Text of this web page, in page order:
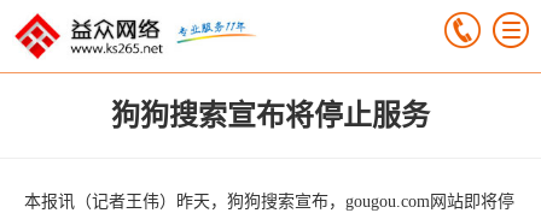
狗狗搜索宣布将停止服务
本报讯（记者王伟）昨天，狗狗搜索宣布，gougou.com网站即将停